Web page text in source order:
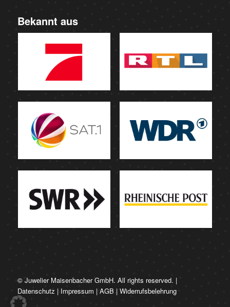
Bekannt aus
© Juwelier Maisenbacher GmbH. All rights reserved. |
Datenschutz | Impressum | AGB | Widerrufsbelehrung